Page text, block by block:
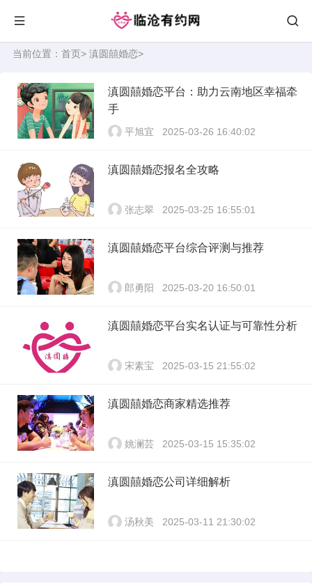
当前位置： 首页> 滇圆囍婚恋>
滇圆囍婚恋平台：助力云南地区幸福牵
手
平旭宜 2025-03-26 16:40:02
滇圆囍婚恋报名全攻略
张志翠 2025-03-25 16:55:01
滇圆囍婚恋平台综合评测与推荐
郎勇阳 2025-03-20 16:50:01
滇圆囍婚恋平台实名认证与可靠性分析
宋素宝 2025-03-15 21:55:02
滇圆囍婚恋商家精选推荐
姚澜芸 2025-03-15 15:35:02
滇圆囍婚恋公司详细解析
汤秋美 2025-03-11 21:30:02